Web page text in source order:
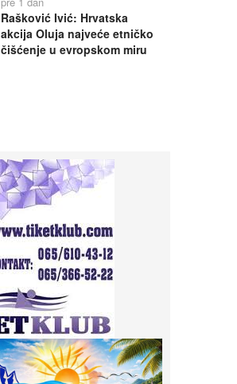
Rašković Ivić: Hrvatska
akcija Oluja najveće etničko
čišćenje u evropskom miru